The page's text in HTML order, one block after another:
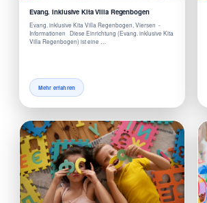
Evang. inklusive Kita Villa Regenbogen
Evang. inklusive Kita Villa Regenbogen, Viersen -
Informationen Diese Einrichtung (Evang. inklusive Kita
Villa Regenbogen) ist eine …
Mehr erfahren